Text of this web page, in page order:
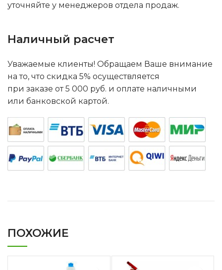
уточняйте у менеджеров отдела продаж.
Наличный расчет
Уважаемые клиенты! Обращаем Ваше внимание
на то, что скидка 5% осуществляется
при заказе от 5 000 руб. и оплате наличными
или банковской картой.
ПОХОЖИЕ